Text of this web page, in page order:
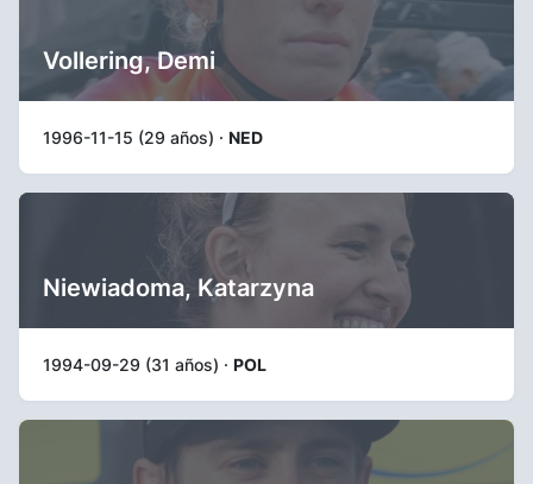
Vollering, Demi
1996-11-15 (29 años) · NED
Niewiadoma, Katarzyna
1994-09-29 (31 años) · POL